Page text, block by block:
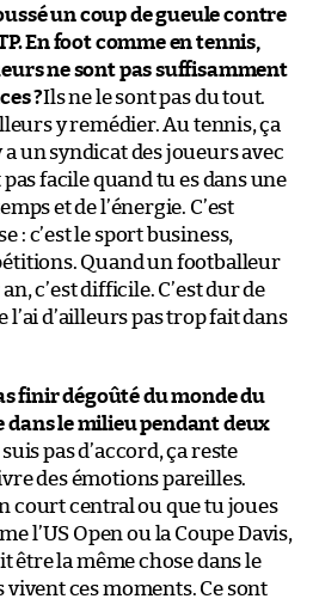
un coup de gueule contre
En foot comme en tennis,
ne sont pas suffisamment
?Ils ne le sont pas du tout.
y remédier. Au tennis, ça
un syndicat des joueurs avec
pas facile quand tu es dans une
et de l’énergie. C’est
: c’est le sport business,
Quand un footballeur
c’est difficile. C’est dur de
l’ai d’ailleurs pas trop fait dans
finir dégoûté du monde du
dans le milieu pendant deux
pas d’accord, ça reste
des émotions pareilles.
court central ou que tu joues
l’US Open ou la Coupe Davis,
être la même chose dans le
vivent ces moments. Ce sont